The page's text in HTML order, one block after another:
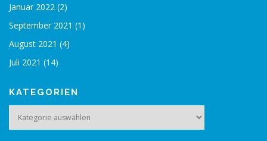
Januar 2022 (2)
September 2021 (1)
August 2021 (4)
Juli 2021 (14)
KATEGORIEN